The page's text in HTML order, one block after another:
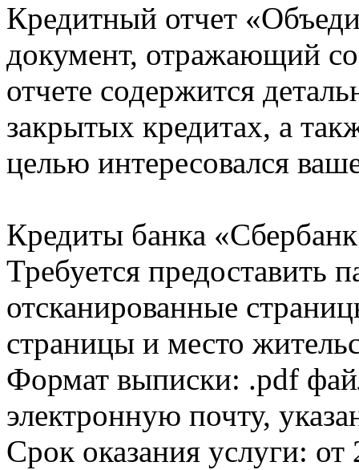
Кредитный отчет
документ, отражающий
отчете содержится
закрытых кредитах, а
целью интересовался
Кредиты банка
Требуется предоставить
отсканированные
страницы и место
Формат выписки: .pdf
электронную почту,
Срок оказания услуги: от